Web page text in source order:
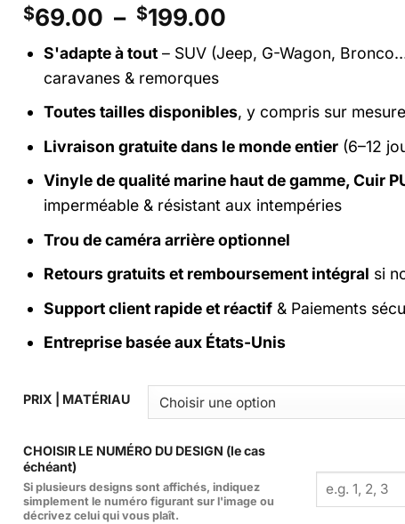
$69.00 – $199.00
prix :
à
S'adapte à tout– SUV (Jeep, G-Wagon,
caravanes & remorques
Toutes tailles disponibles, y compris sur mesure
Livraison gratuite dans le monde entier(6–12
Vinyle de qualité marine haut de gamme, Cuir
imperméable & résistant aux intempéries
Trou de caméra arrière optionnel
Retours gratuits et remboursement intégral si
Support client rapide et réactif& Paiements
Entreprise basée aux États-Unis
PRIX | MATÉRIAU
CHOISIR LE NUMÉRO DU DESIGN (le cas
échéant)
Si plusieurs designs sont affichés, indiquez
simplement le numéro figurant sur l'image ou
décrivez celui qui vous plaît.